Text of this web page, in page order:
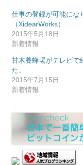
仕事の登録が可能にな
（XidearWorks）
2015年5月18日
新着情報
甘木養蜂場がテレビで
た。
2015年7月15日
新着情報